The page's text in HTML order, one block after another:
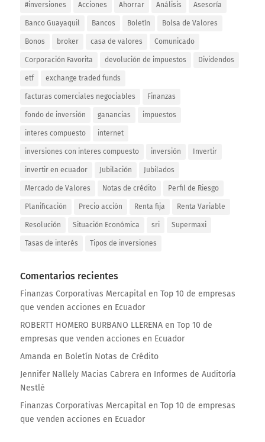
#inversiones Acciones Ahorrar Análisis Asesoría
Banco Guayaquil Bancos Boletín Bolsa de Valores
Bonos broker casa de valores Comunicado
Corporación Favorita devolución de impuestos Dividendos
etf exchange traded funds
facturas comerciales negociables Finanzas
fondo de inversión ganancias impuestos
interes compuesto internet
inversiones con interes compuesto inversión Invertir
invertir en ecuador Jubilación Jubilados
Mercado de Valores Notas de crédito Perfil de Riesgo
Planificación Precio acción Renta fija Renta Variable
Resolución Situación Económica sri Supermaxi
Tasas de interés Tipos de inversiones
Comentarios recientes
Finanzas Corporativas Mercapitalen Top 10 de empresas
que venden acciones en Ecuador
ROBERTT HOMERO BURBANO LLERENAen Top 10 de
empresas que venden acciones en Ecuador
Amanda en Boletín Notas de Crédito
Jennifer Nallely Macias Cabrera en Informes de Auditoría
Nestlé
Finanzas Corporativas Mercapitalen Top 10 de empresas
que venden acciones en Ecuador